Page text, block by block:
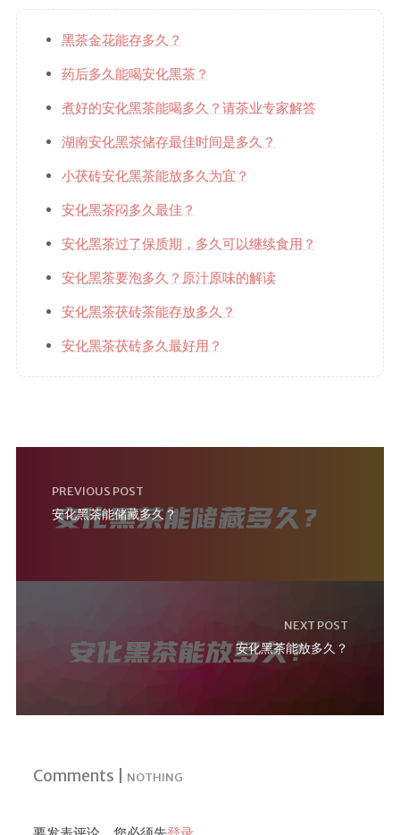
黑茶金花能存多久？
药后多久能喝安化黑茶？
煮好的安化黑茶能喝多久？请茶业专家解答
湖南安化黑茶储存最佳时间是多久？
小茯砖安化黑茶能放多久为宜？
安化黑茶闷多久最佳？
安化黑茶过了保质期，多久可以继续食用？
安化黑茶要泡多久？原汁原味的解读
安化黑茶茯砖茶能存放多久？
安化黑茶茯砖多久最好用？
PREVIOUS POST
安化黑茶能储藏多久？
NEXT POST
安化黑茶能放多久？
Comments | NOTHING